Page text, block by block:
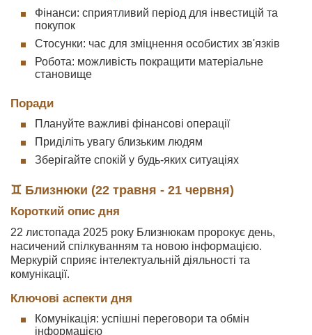
Фінанси: сприятливий період для інвестицій та
покупок
Стосунки: час для зміцнення особистих зв'язків
Робота: можливість покращити матеріальне
становище
Поради
Плануйте важливі фінансові операції
Приділіть увагу близьким людям
Зберігайте спокій у будь-яких ситуаціях
♊ Близнюки (22 травня - 21 червня)
Короткий опис дня
22 листопада 2025 року Близнюкам пророкує день,
насичений спілкуванням та новою інформацією.
Меркурій сприяє інтелектуальній діяльності та
комунікації.
Ключові аспекти дня
Комунікація: успішні переговори та обмін
інформацією